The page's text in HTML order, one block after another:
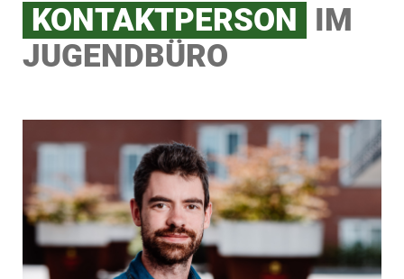
KONTAKTPERSON IM
JUGENDBÜRO